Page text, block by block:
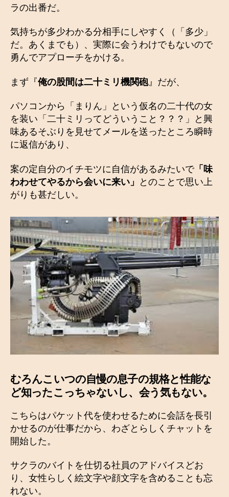
ラの出番だ。
気持ちが多少わかる分相手にしやすく（「多少」
だ。あくまでも）、実際に会うわけでもないので
勇んでアプローチをかける。
まず『俺の股間は二十ミリ機関砲』だが、
パソコンから「まりん」という仮名の二十代の女
を装い「二十ミリってどういうこと？？？」と興
味あるそぶりを見せてメールを送ったところ瞬時
に返信があり、
案の定自分のイチモツに自信があるみたいで「味
わわせてやるから会いに来い」
とのことで思い上
がりも甚だしい。
むろんこいつの自慢の息子の規格と性能な
ど知ったこっちゃないし、会う気もない。
こちらはパケット代を使わせるために会話を長引
かせるのが仕事だから、わざとらしくチャットを
開始した。
サクラのバイトを仕切る社員のアドバイスどお
り、女性らしく絵文字や顔文字を含めることも忘
れない。